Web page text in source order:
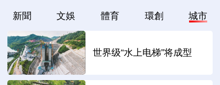
新聞 文娛 體育 環創 城市
世界级“水上电梯”将成型